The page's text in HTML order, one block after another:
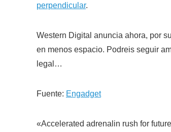
perpendicular.
Western Digital anuncia ahora, por
en menos espacio. Podreis seguir
legal…
Fuente: Engadget
«Accelerated adrenalin rush for